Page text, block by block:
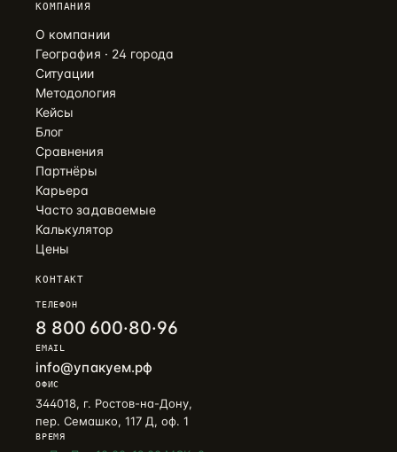
КОМПАНИЯ
О компании
География · 24 города
Ситуации
Методология
Кейсы
Блог
Сравнения
Партнёры
Карьера
Часто задаваемые
Калькулятор
Цены
КОНТАКТ
ТЕЛЕФОН
8 800 600·80·96
EMAIL
info@упакуем.рф
ОФИС
344018, г. Ростов-на-Дону,
пер. Семашко, 117 Д, оф. 1
ВРЕМЯ